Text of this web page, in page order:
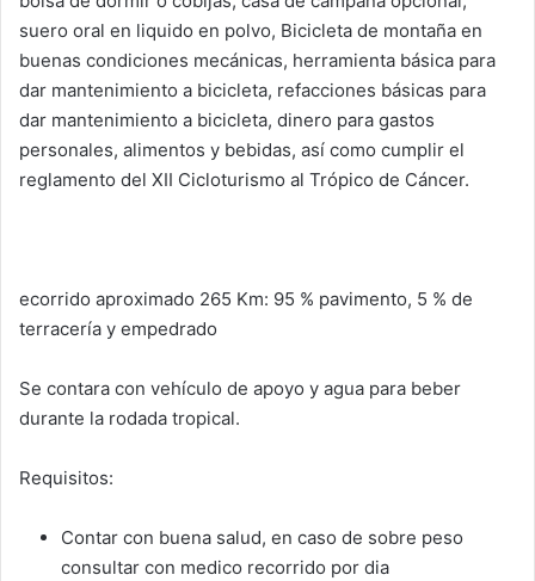
suero oral en liquido en polvo, Bicicleta de montaña en
buenas condiciones mecánicas, herramienta básica para
dar mantenimiento a bicicleta, refacciones básicas para
dar mantenimiento a bicicleta, dinero para gastos
personales, alimentos y bebidas, así como cumplir el
reglamento del XII Cicloturismo al Trópico de Cáncer.
ecorrido aproximado 265 Km: 95 % pavimento, 5 % de
terracería y empedrado
Se contara con vehículo de apoyo y agua para beber
durante la rodada tropical.
Requisitos:
Contar con buena salud, en caso de sobre peso
consultar con medico recorrido por dia